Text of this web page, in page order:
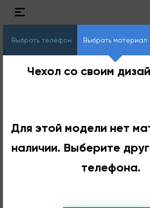
Выбрать телефон Выбрать материал
Чехол со своим
Для этой модели нет
наличии. Выберите
телефона.